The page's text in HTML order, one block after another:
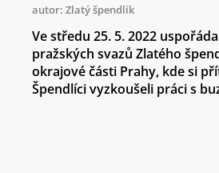
autor: Zlatý špendlík
Ve středu 25. 5. 2022
pražských svazů Zlatého
okrajové části Prahy, kde si
Špendlíci vyzkoušeli práci s